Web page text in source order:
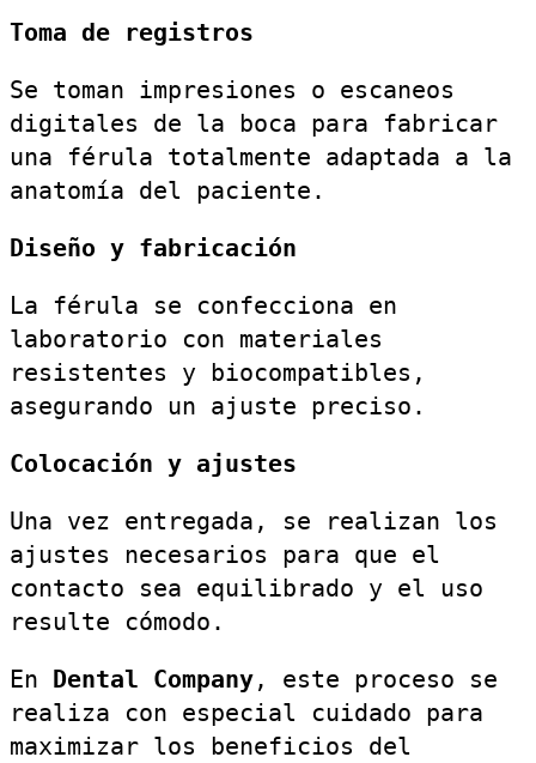
Toma de registros
Se toman impresiones o escaneos
digitales de la boca para fabricar
una férula totalmente adaptada a la
anatomía del paciente.
Diseño y fabricación
La férula se confecciona en
laboratorio con materiales
resistentes y biocompatibles,
asegurando un ajuste preciso.
Colocación y ajustes
Una vez entregada, se realizan los
ajustes necesarios para que el
contacto sea equilibrado y el uso
resulte cómodo.
En Dental Company, este proceso se
realiza con especial cuidado para
maximizar los beneficios del